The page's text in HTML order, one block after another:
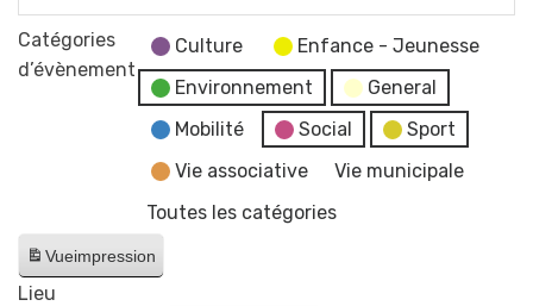
municipaux
Fermeture
des
Catégories
d’évènement
Culture
Enfance - Jeunesse
Environnement
General
Mobilité
Social
Sport
Vie associative
Vie municipale
Toutes les catégories
Vueimpression
Lieu